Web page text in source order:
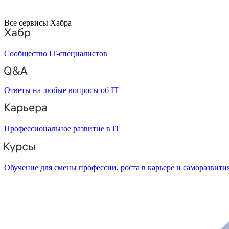
Все сервисы Хабра
Сообщество IT-специалистов
Ответы на любые вопросы об IT
Профессиональное развитие в IT
Обучение для смены профессии, роста в карьере и